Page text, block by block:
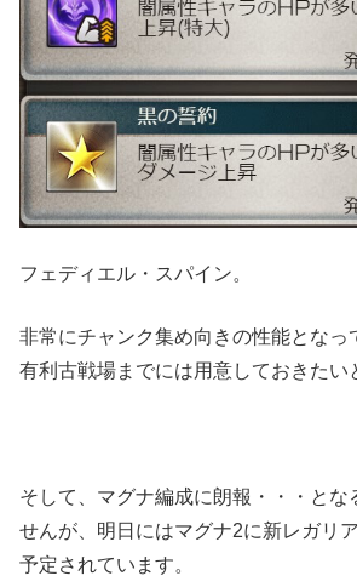
フェディエル・スパイン。
非常にチャンク集め向きの性能となっ
有利古戦場までには用意しておきたい
そして、マグナ編成に朗報・・・とな
せんが、明日にはマグナ2に新レガリ
予定されています。